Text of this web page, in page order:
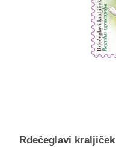
Rdečeglavi kraljiček